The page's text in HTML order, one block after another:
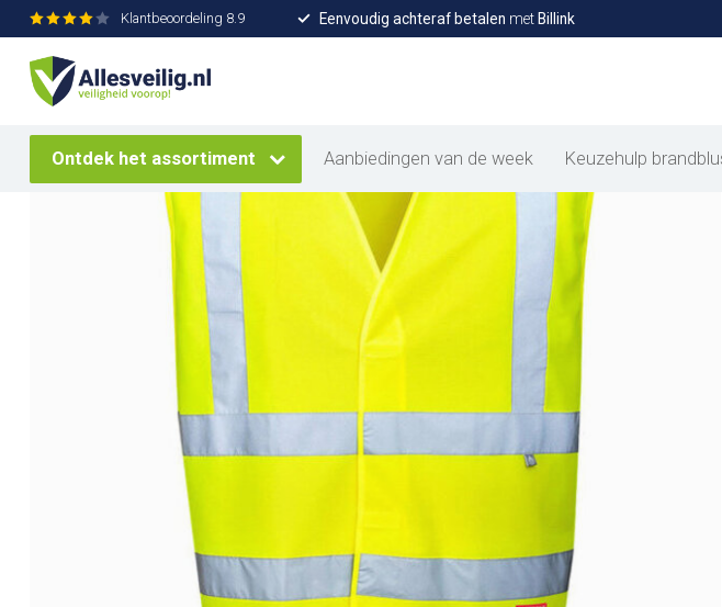
Klantbeoordeling 8.9 Eenvoudig achteraf betalen metBillink
Ontdek het assortiment Aanbiedingen van de week Keuzehulp
Home / Antistatisch veiligheidshesje